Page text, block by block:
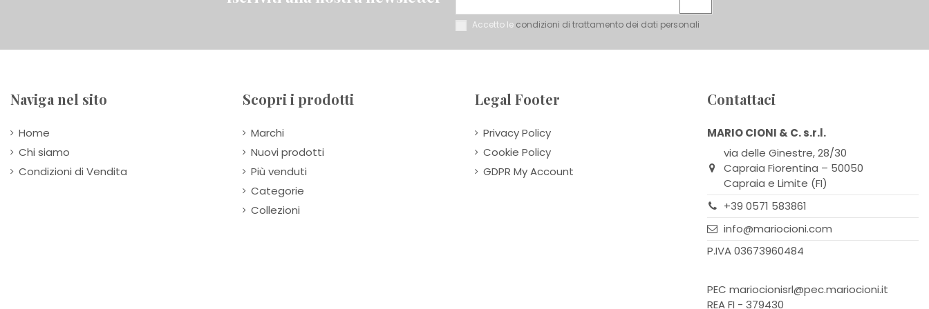
Accetto le condizioni di trattamento dei dati personali
Naviga nel sito
Home
Chi siamo
Condizioni di Vendita
Scopri i prodotti
Marchi
Nuovi prodotti
Più venduti
Categorie
Collezioni
Legal Footer
Privacy Policy
Cookie Policy
GDPR My Account
Contattaci
MARIO CIONI & C. s.r.l.
via delle Ginestre, 28/30
Capraia Fiorentina – 50050
Capraia e Limite (FI)
+39 0571 583861
info@mariocioni.com
P.IVA 03673960484
PEC mariocionisrl@pec.mariocioni.it
REA FI - 379430